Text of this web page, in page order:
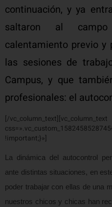
continuación, y ya
saltaron al
calentamiento previo y
las sesiones de
Campus, y que
profesionales: el
[/vc_column_text][vc_column_text
!important;}»]
La dinámica del autocontrol
ante distintas situaciones, en
poder trabajar con ellas de una
nuestros chicos y chicas han